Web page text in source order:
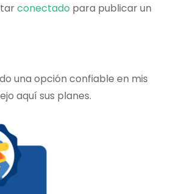
conectado para publicar un
una opción confiable en mis
aquí sus planes.